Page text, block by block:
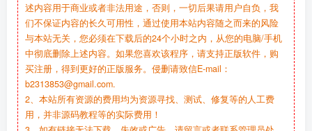
述内容用于商业或者非法用途，否则，一切后果请用户自负，我
们不保证内容的长久可用性，通过使用本站内容随之而来的风险
与本站无关，您必须在下载后的24个小时之内，从您的电脑/手机
中彻底删除上述内容。如果您喜欢该程序，请支持正版软件，购
买注册，得到更好的正版服务。侵删请致信E-mail：
b2313853@gmail.com.
2、本站所有资源的费用均为资源寻找、测试、修复等的人工费
用，并非源码教程等的实际费用！